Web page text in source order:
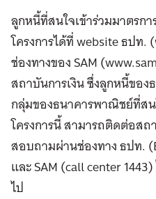
ลูกหนี้ที่สนใจเข้าร่วมมาตรก
โครงการได้ที่ website ธปท
ช่องทางของ SAM
สถาบันการเงิน ซึ่งลูกหนี้ขอ
กลุ่มของธนาคารพาณิชย์ที่สน
โครงการนี้ สามารถติดต่อสถ
สอบถามผ่านช่องทาง ธปท.
และ SAM (call center
ไป